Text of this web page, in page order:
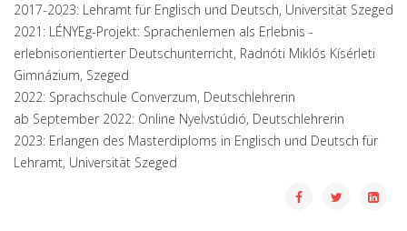
2017-2023: Lehramt für Englisch und Deutsch, Universität Szeged
2021: LÉNYEg-Projekt: Sprachenlernen als Erlebnis -
erlebnisorientierter Deutschunterricht, Radnóti Miklós Kísérleti
Gimnázium, Szeged
2022: Sprachschule Converzum, Deutschlehrerin
ab September 2022: Online Nyelvstúdió, Deutschlehrerin
2023: Erlangen des Masterdiploms in Englisch und Deutsch für
Lehramt, Universität Szeged